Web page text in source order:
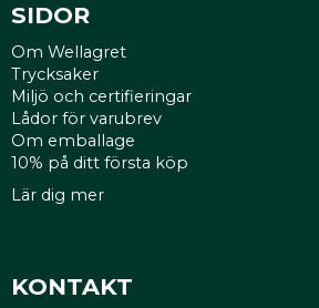
SIDOR
Om Wellagret
Trycksaker
Miljö och certifieringar
Lådor för varubrev
Om emballage
10% på ditt första köp
Lär dig mer
KONTAKT